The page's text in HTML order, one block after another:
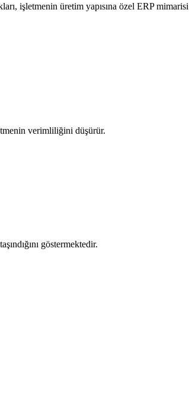
işletmenin üretim yapısına özel ERP
verimliliğini düşürür.
göstermektedir.